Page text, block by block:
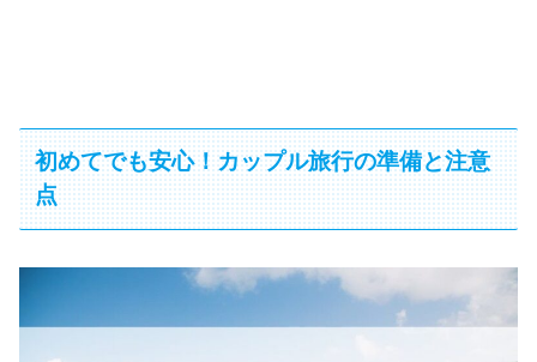
初めてでも安心！カップル旅行の準備と注意
点